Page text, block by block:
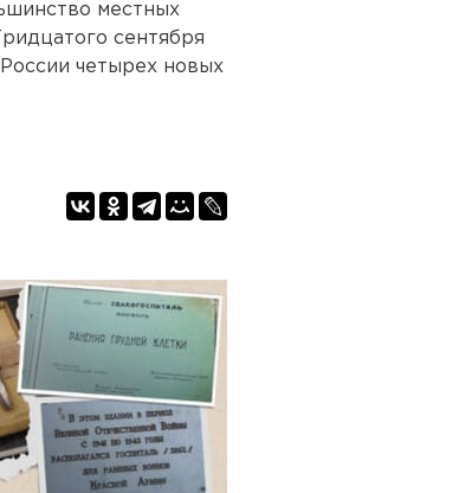
местных
сентября
четырех новых